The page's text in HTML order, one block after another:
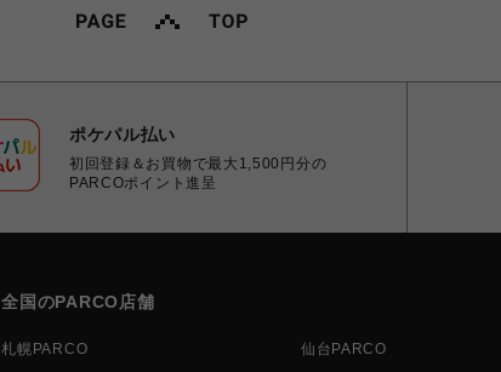
ポケパル払い
初回登録＆お買物で最大1,500円分の
PARCOポイント進呈
全国のPARCO店舗
札幌PARCO 仙台PARCO